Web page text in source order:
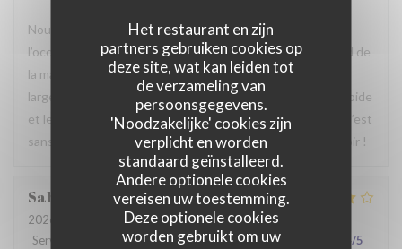
Het restaurant en zijn
partners gebruiken cookies op
deze site, wat kan leiden tot
de verzameling van
persoonsgegevens.
'Noodzakelijke' cookies zijn
verplicht en worden
standaard geïnstalleerd.
Andere optionele cookies
vereisen uw toestemming.
Deze optionele cookies
worden gebruikt om uw
Nous avons passé un agréable moment en famille. Ce fut
l’occasion, pour certains d’entre nous, de découvrir le Nord de
la manière la plus authentique qui soit. Le repas était
largement à la hauteur de nos attentes, le service était rapide
et le personnel particulièrement agréable et accueillant. C’est
sans hésiter que nous reviendrons. Au plaisir de vous revoir !
Sabrina
2026-07-25
- 21:00 - Gasten 2
Service
Atmosfeer:4/5 Keuken: 4/5 Kwaliteit / Prijs /5